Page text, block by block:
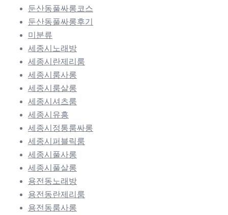
둔산동풀싸롱코스
둔산동풀싸롱후기
미분류
세종시노래방
세종시란제리룸
세종시룸사롱
세종시룸살롱
세종시셔츠룸
세종시유흥
세종시정통룸싸롱
세종시퍼블릭룸
세종시풀사롱
세종시풀살롱
용전동노래방
용전동란제리룸
용전동룸사롱